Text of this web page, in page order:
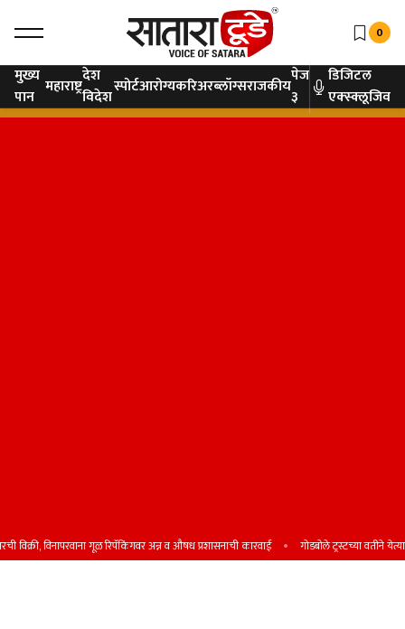
0
मुख्य
पान महाराष्ट्रदेश
विदेशस्पोर्टआरोग्यकरिअरब्लॉग्सराजकीयपेज
३
डिजिटल
एक्स्क्लूजिव
विनापरवाना गूळ रिपॅकिंगवर अन्न व औषध प्रशासनाची कारवाई गोडबोले ट्रस्टच्या वतीने येत्या